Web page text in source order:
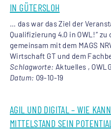
IN GÜTERSLOH
… das war das Ziel der
Qualifizierung 4.0 in OWL!“ zu
gemeinsam mit dem MAGS
Wirtschaft GT und dem
Schlagworte: Aktuelles ,
Datum: 09-10-19
AGIL UND DIGITAL – WIE
MITTELSTAND SEIN